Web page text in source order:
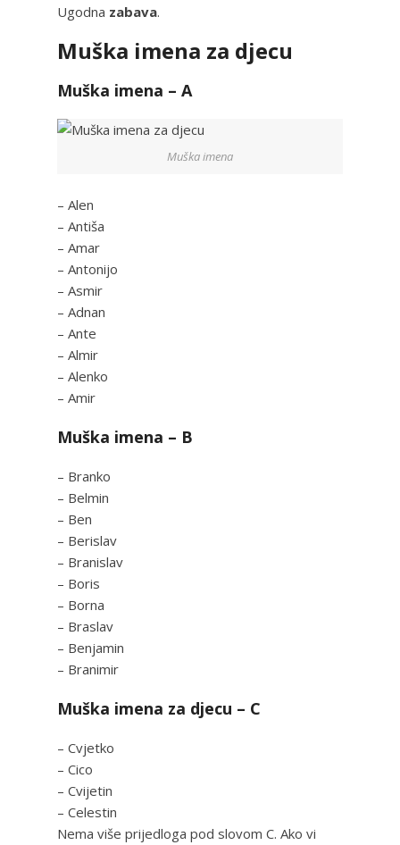
Ugodna zabava.
Muška imena za djecu
Muška imena – A
Muška imena
– Alen
– Antiša
– Amar
– Antonijo
– Asmir
– Adnan
– Ante
– Almir
– Alenko
– Amir
Muška imena – B
– Branko
– Belmin
– Ben
– Berislav
– Branislav
– Boris
– Borna
– Braslav
– Benjamin
– Branimir
Muška imena za djecu – C
– Cvjetko
– Cico
– Cvijetin
– Celestin
Nema više prijedloga pod slovom C. Ako vi